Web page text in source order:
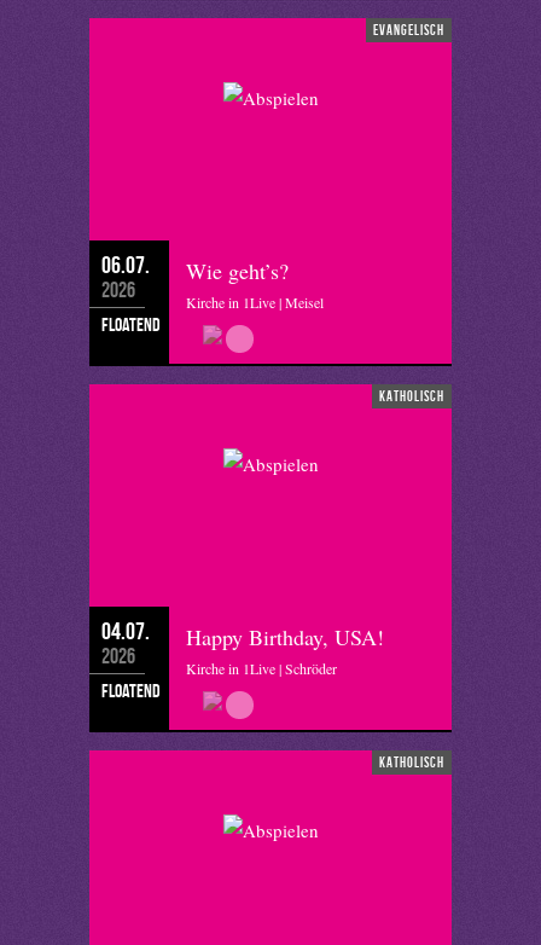
evangelisch
06.07.
2026
floatend
Wie geht’s?
Kirche in 1Live | Meisel
katholisch
04.07.
2026
floatend
Happy Birthday, USA!
Kirche in 1Live | Schröder
katholisch